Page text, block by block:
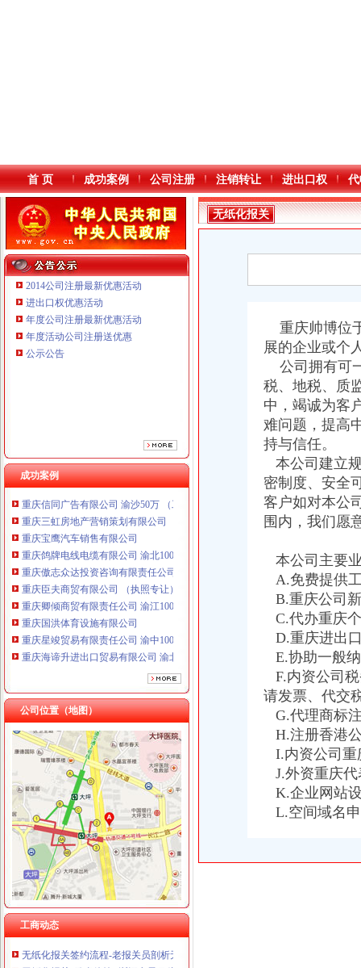
本站导航
首 页 成功案例 公司注册 注销转让 进出口权
2014公司注册最新优惠活动
进出口权优惠活动
年度公司注册最新优惠活动
年度活动公司注册送优惠
公示公告
成功案例
重庆鸽牌电线电缆有限公司 渝北10010万 (进出口权)
重庆星竣贸易有限责任公司 渝中100万 （进出口权）
重庆海谛升进出口贸易有限公司 渝北100万 （进出口权）
重庆奕欣锦诚商贸有限公司 渝九50万 （工商注册）
重庆三虹房地产营销策划有限公司
重庆宝鹰汽车销售有限公司
重庆鸽牌电线电缆有限公司 渝北10010万 (进出口权)
重庆傲志众达投资咨询有限责任公司 渝九1000万 （增资）
重庆臣夫商贸有限公司 （执照专让）
重庆卿倾商贸有限责任公司 渝江100万 （工商注册）
重庆国洪体育设施有限公司
重庆星竣贸易有限责任公司 渝中100万 （进出口权）
重庆海谛升进出口贸易有限公司 渝北100万 （进出口权）
重庆奕欣锦诚商贸有限公司 渝九50万 （工商注册）
重庆信同广告有限公司 渝沙50万 （工商注册）
重庆三虹房地产营销策划有限公司
重庆宝鹰汽车销售有限公司
公司位置（地图）
工商动态
无纸化报关
提供宁波无纸化报关签约【今日推荐网-宁波物流运输】
无纸化报关要什么资料给报关行,报关行,诺金报关
无纸化报关必备：无纸化报关单签约的流程-运去哪
无纸化报关要什么资料给报关行_深圳诺金_新浪博客
无纸化报关资料
无纸化报关-报关报检-福步外贸论坛（FOBBusinessForum）|中国
壹五六无纸化报关页,报关无纸化,在线报关,互联网+
无纸化报关_政务咨询_浙江电子口岸
无纸化报关
重庆帅博位
展的企业或个
公司拥有可
税、地税、质
中，竭诚为客
难问题，提高
持与信任。
本公司建立
密制度、安全
客户如对本公
围内，我们愿
本公司主要
A.免费提供
B.重庆公司
C.代办重庆
D.重庆进出
E.协助一般
F.内资公司
请发票、代交
G.代理商标
H.注册香港
I.内资公司重
J.外资重庆代
K.企业网站
L.空间域名